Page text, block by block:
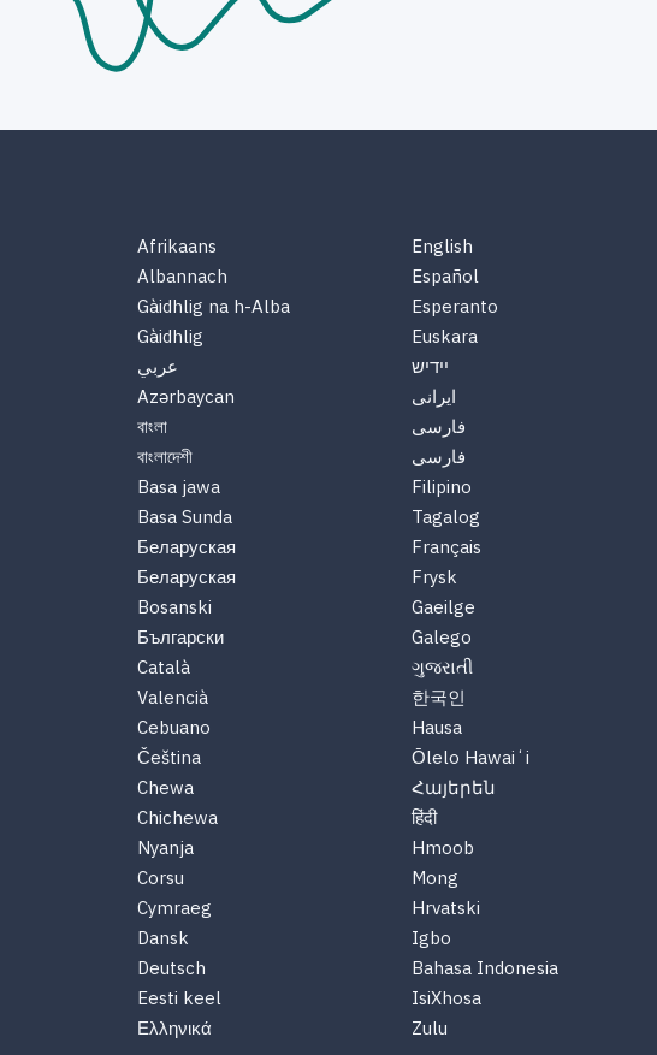
Afrikaans
Albannach
Gàidhlig na h-Alba
Gàidhlig
عربي
Azərbaycan
বাংলা
বাংলাদেশী
Basa jawa
Basa Sunda
Беларуская
Беларуская
Bosanski
Български
Català
Valencià
Cebuano
Čeština
Chewa
Chichewa
Nyanja
Corsu
Cymraeg
Dansk
Deutsch
Eesti keel
Ελληνικά
English
Español
Esperanto
Euskara
יידיש
ایرانی
فارسی
فارسی
Filipino
Tagalog
Français
Frysk
Gaeilge
Galego
ગુજરાતી
한국인
Hausa
Ōlelo Hawaiʻi
Հայերեն
हिंदी
Hmoob
Mong
Hrvatski
Igbo
Bahasa Indonesia
IsiXhosa
Zulu